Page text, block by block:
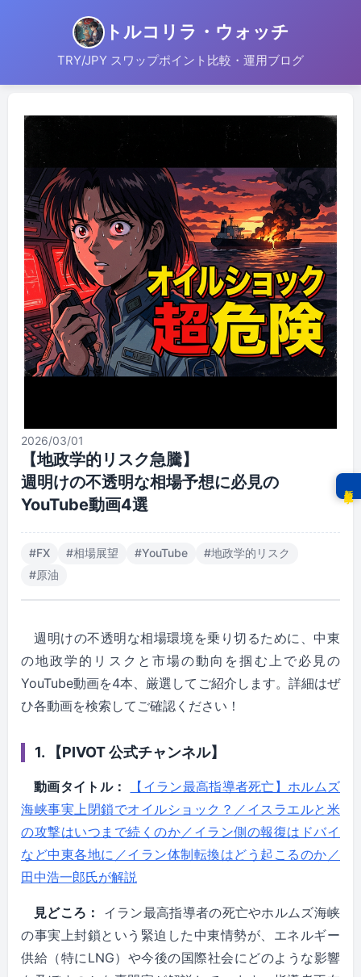
トルコリラ・ウォッチ
TRY/JPY スワップポイント比較・運用ブログ
2026/03/01
【地政学的リスク急騰】
週明けの不透明な相場予想に必見の
YouTube動画4選
#FX #相場展望 #YouTube #地政学的リスク
#原油
週明けの不透明な相場環境を乗り切るために、中東
の地政学的リスクと市場の動向を掴む上で必見の
YouTube動画を4本、厳選してご紹介します。詳細はぜ
ひ各動画を検索してご確認ください！
1. 【PIVOT 公式チャンネル】
動画タイトル：
【イラン最高指導者死亡】ホルムズ
海峡事実上閉鎖でオイルショック？／イスラエルと米
の攻撃はいつまで続くのか／イラン側の報復はドバイ
など中東各地に／イラン体制転換はどう起こるのか／
田中浩一郎氏が解説
見どころ：
イラン最高指導者の死亡やホルムズ海峡
の事実上封鎖という緊迫した中東情勢が、エネルギー
供給（特にLNG）や今後の国際社会にどのような影響